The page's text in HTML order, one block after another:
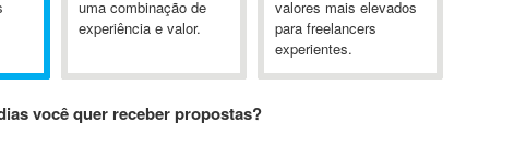
uma combinação de
experiência e valor.
valores mais elevados
para freelancers
experientes.
você quer receber propostas?